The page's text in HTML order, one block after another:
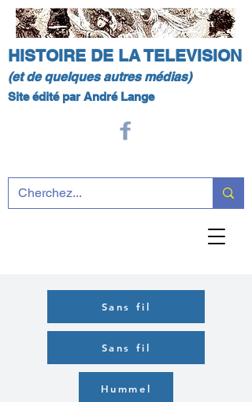
HISTOIRE DE LA TELEVISION
(et de quelques autres médias)
Site édité par André Lange
Sans fil
Sans fil
Hummel